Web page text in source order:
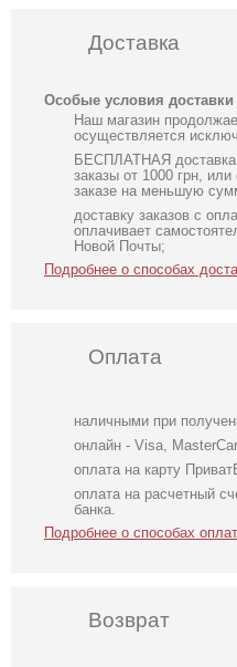
Доставка
Особые условия доставки
Наш магазин
осуществляется
БЕСПЛАТНАЯ доставка
заказы от 1000 грн,
заказе на меньшую
доставку заказов с
оплачивает
Новой Почты;
Подробнее о способах
Оплата
наличными при
онлайн - Visa,
оплата на карту
оплата на расчетный
банка.
Подробнее о способах
Возврат